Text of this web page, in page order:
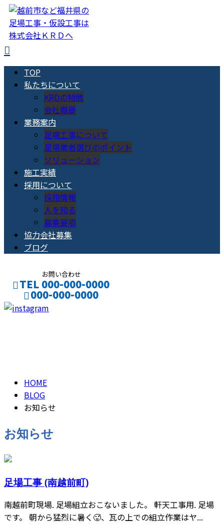
TOP
私たちについて
KRDの特徴
会社概要
業務案内
足場工事について
足場業者選びのポイント
ソリューション
施工実績
採用について
採用情報
人を知る
募集要項
協力会社募集
ブログ
お問い合わせ
TEL 000-000-0000
000-000-0000
HOME
BLOG
お知らせ
お知らせ
足場工事 (南越前町)
南越前町現場. 足場組立おこないました。 軒天工事用. 足場
です。 朝から猛烈に暑く🥵、瓦の上での組立作業はヤ...